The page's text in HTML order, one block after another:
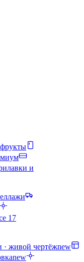
и
17
· живой чертёжnew
new